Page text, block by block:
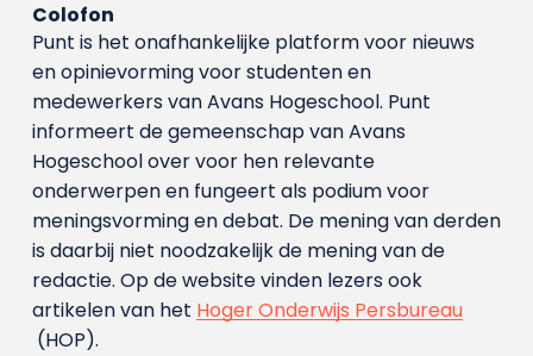
Colofon
Punt is het onafhankelijke platform voor nieuws
en opinievorming voor studenten en
medewerkers van Avans Hoge­school. Punt
informeert de gemeenschap van Avans
Hogeschool over voor hen relevante
onderwerpen en fungeert als podium voor
meningsvorming en debat. De mening van derden
is daarbij niet noodzakelijk de mening van de
redactie. Op de website vinden lezers ook
artikelen van het Hoger Onderwijs Persbureau
(HOP).